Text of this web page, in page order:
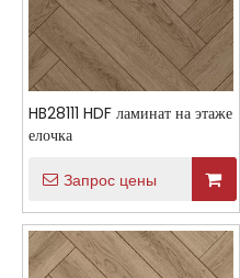
HB28111 HDF ламинат на этаже
елочка
Запрос цены